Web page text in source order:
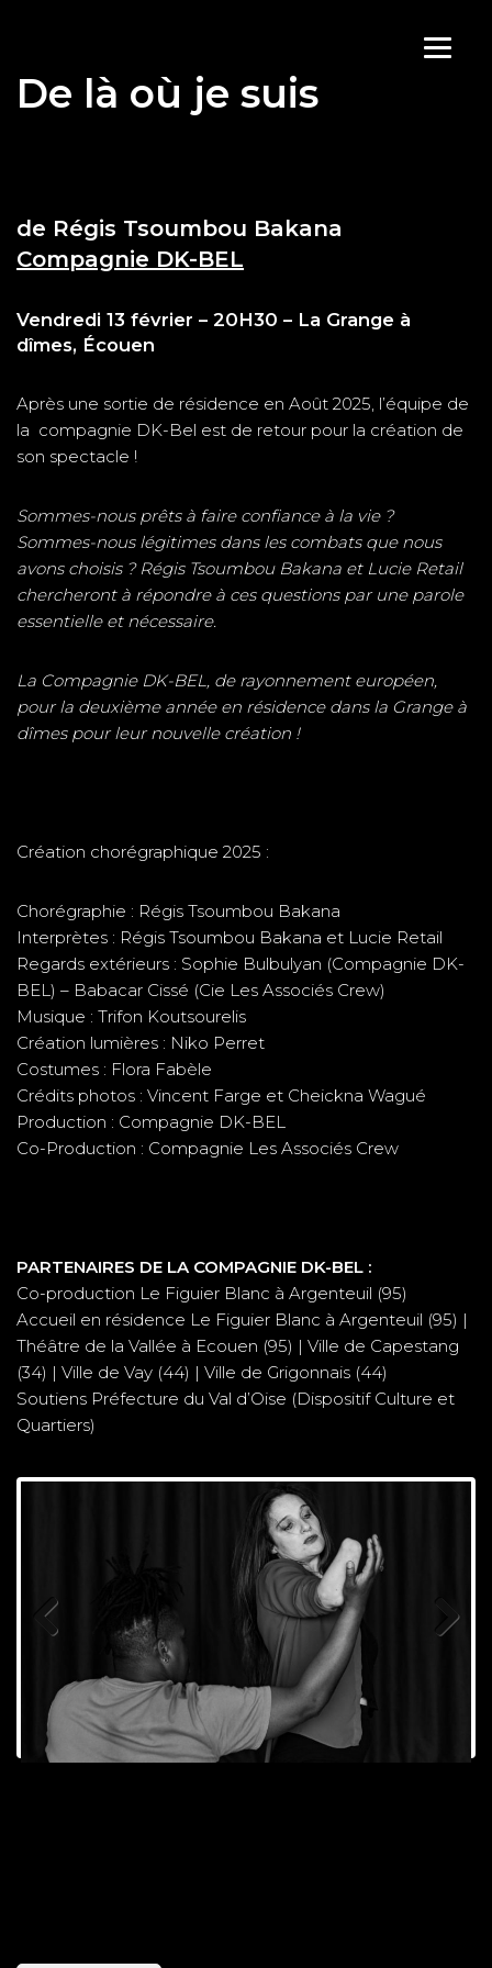
au
contenu
De là où je suis
de Régis Tsoumbou Bakana
Compagnie DK-BEL
Vendredi 13 février – 20H30 – La Grange à
dîmes, Écouen
Après une sortie de résidence en Août 2025, l’équipe de
la compagnie DK-Bel est de retour pour la création de
son spectacle !
Sommes-nous prêts à faire confiance à la vie ?
Sommes-nous légitimes dans les combats que nous
avons choisis ? Régis Tsoumbou Bakana et Lucie Retail
chercheront à répondre à ces questions par une parole
essentielle et nécessaire.
La Compagnie DK-BEL, de rayonnement européen,
pour la deuxième année en résidence dans la Grange à
dîmes pour leur nouvelle création !
Création chorégraphique 2025 :
Chorégraphie : Régis Tsoumbou Bakana
Interprètes : Régis Tsoumbou Bakana et Lucie Retail
Regards extérieurs : Sophie Bulbulyan (Compagnie DK-
BEL) – Babacar Cissé (Cie Les Associés Crew)
Musique : Trifon Koutsourelis
Création lumières : Niko Perret
Costumes : Flora Fabèle
Crédits photos : Vincent Farge et Cheickna Wagué
Production : Compagnie DK-BEL
Co-Production : Compagnie Les Associés Crew
PARTENAIRES DE LA COMPAGNIE DK-BEL :
Co-production Le Figuier Blanc à Argenteuil (95)
Accueil en résidence Le Figuier Blanc à Argenteuil (95) |
Théâtre de la Vallée à Ecouen (95) | Ville de Capestang
(34) | Ville de Vay (44) | Ville de Grigonnais (44)
Soutiens Préfecture du Val d’Oise (Dispositif Culture et
Quartiers)